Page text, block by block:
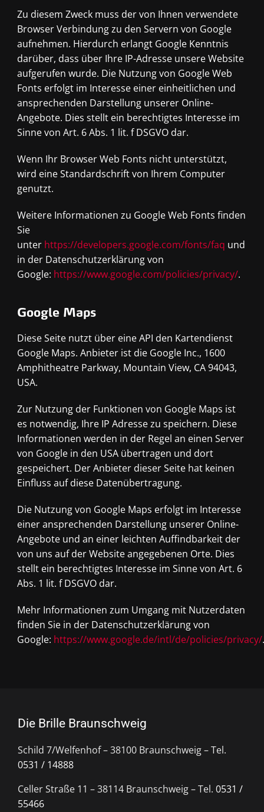
Zu diesem Zweck muss der von Ihnen verwendete
Browser Verbindung zu den Servern von Google
aufnehmen. Hierdurch erlangt Google Kenntnis
darüber, dass über Ihre IP-Adresse unsere Website
aufgerufen wurde. Die Nutzung von Google Web
Fonts erfolgt im Interesse einer einheitlichen und
ansprechenden Darstellung unserer Online-
Angebote. Dies stellt ein berechtigtes Interesse im
Sinne von Art. 6 Abs. 1 lit. f DSGVO dar.
Wenn Ihr Browser Web Fonts nicht unterstützt,
wird eine Standardschrift von Ihrem Computer
genutzt.
Weitere Informationen zu Google Web Fonts finden
Sie
unter https://developers.google.com/fonts/faq und
in der Datenschutzerklärung von
Google: https://www.google.com/policies/privacy/.
Google Maps
Diese Seite nutzt über eine API den Kartendienst
Google Maps. Anbieter ist die Google Inc., 1600
Amphitheatre Parkway, Mountain View, CA 94043,
USA.
Zur Nutzung der Funktionen von Google Maps ist
es notwendig, Ihre IP Adresse zu speichern. Diese
Informationen werden in der Regel an einen Server
von Google in den USA übertragen und dort
gespeichert. Der Anbieter dieser Seite hat keinen
Einfluss auf diese Datenübertragung.
Die Nutzung von Google Maps erfolgt im Interesse
einer ansprechenden Darstellung unserer Online-
Angebote und an einer leichten Auffindbarkeit der
von uns auf der Website angegebenen Orte. Dies
stellt ein berechtigtes Interesse im Sinne von Art. 6
Abs. 1 lit. f DSGVO dar.
Mehr Informationen zum Umgang mit Nutzerdaten
finden Sie in der Datenschutzerklärung von
Google: https://www.google.de/intl/de/policies/privacy/
Die Brille Braunschweig
Schild 7/Welfenhof – 38100 Braunschweig – Tel.
0531 / 14888
Celler Straße 11 – 38114 Braunschweig – Tel. 0531 /
55466